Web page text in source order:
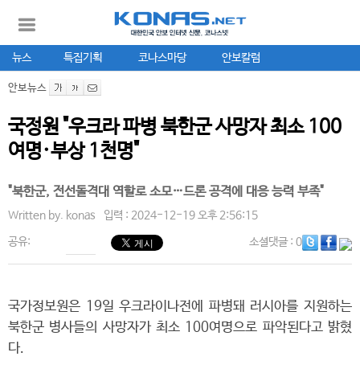
뉴스 특집기획 코나스마당 안보칼럼
안보뉴스
국정원 "우크라 파병 북한군 사망자 최소 100
여명·부상 1천명"
"북한군, 전선돌격대 역할로 소모…드론 공격에 대응 능력 부족"
Written by. konas 입력 : 2024-12-19 오후 2:56:15
공유: 소셜댓글: 0
국가정보원은 19일 우크라이나전에 파병돼 러시아를 지원하는
북한군 병사들의 사망자가 최소 100여명으로 파악된다고 밝혔
다.